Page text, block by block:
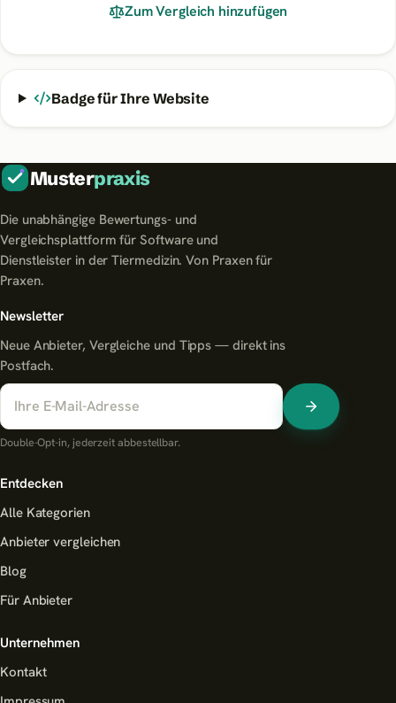
Zum Vergleich hinzufügen
Badge für Ihre Website
Musterpraxis
Die unabhängige Bewertungs- und
Vergleichsplattform für Software und
Dienstleister in der Tiermedizin. Von Praxen für
Praxen.
Newsletter
Neue Anbieter, Vergleiche und Tipps — direkt ins
Postfach.
Double-Opt-in, jederzeit abbestellbar.
Entdecken
Alle Kategorien
Anbieter vergleichen
Blog
Für Anbieter
Unternehmen
Kontakt